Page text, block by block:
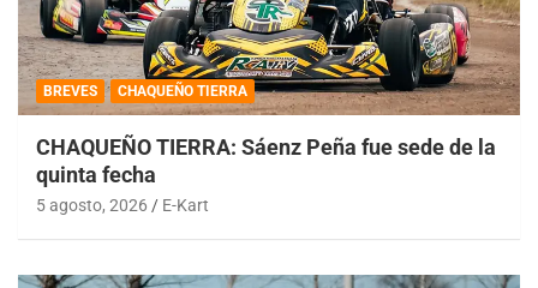
BREVES CHAQUEÑO TIERRA
CHAQUEÑO TIERRA: Sáenz Peña fue sede de la
quinta fecha
5 agosto, 2026 E-Kart